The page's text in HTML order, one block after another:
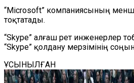
“Microsoft” компаниясының
тоқтатады.
“Skype” алғаш рет инженерлер
“Skype” қолдану мерзімінің
ҰСЫНЫЛҒАН